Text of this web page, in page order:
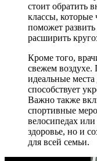
стоит обратить
классы, которые
поможет
расширить
Кроме того,
свежем
идеальные
способствует
Важно также
спортивные
велосипедах
здоровье, но и
для всей семьи.